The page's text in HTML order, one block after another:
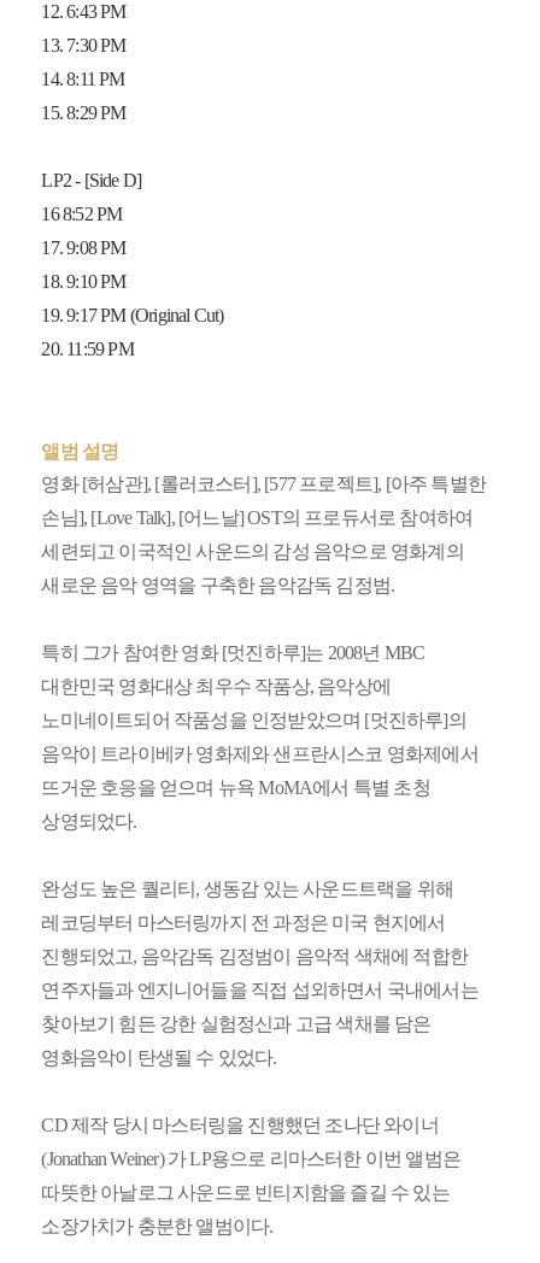
12. 6:43 PM
13. 7:30 PM
14. 8:11 PM
15. 8:29 PM
LP2 - [Side D]
16 8:52 PM
17. 9:08 PM
18. 9:10 PM
19. 9:17 PM (Original Cut)
20. 11:59 PM
앨범 설명
영화 [허삼관], [롤러코스터], [577 프로젝트], [아주 특별한
손님], [Love Talk], [어느날] OST의 프로듀서로 참여하여
세련되고 이국적인 사운드의 감성 음악으로 영화계의
새로운 음악 영역을 구축한 음악감독 김정범.
특히 그가 참여한 영화 [멋진하루]는 2008년 MBC
대한민국 영화대상 최우수 작품상, 음악상에
노미네이트되어 작품성을 인정받았으며 [멋진하루]의
음악이 트라이베카 영화제와 샌프란시스코 영화제에서
뜨거운 호응을 얻으며 뉴욕 MoMA에서 특별 초청
상영되었다.
완성도 높은 퀄리티, 생동감 있는 사운드트랙을 위해
레코딩부터 마스터링까지 전 과정은 미국 현지에서
진행되었고, 음악감독 김정범이 음악적 색채에 적합한
연주자들과 엔지니어들을 직접 섭외하면서 국내에서는
찾아보기 힘든 강한 실험정신과 고급 색채를 담은
영화음악이 탄생될 수 있었다.
CD 제작 당시 마스터링을 진행했던 조나단 와이너
(Jonathan Weiner) 가 LP용으로 리마스터한 이번 앨범은
따뜻한 아날로그 사운드로 빈티지함을 즐길 수 있는
소장가치가 충분한 앨범이다.